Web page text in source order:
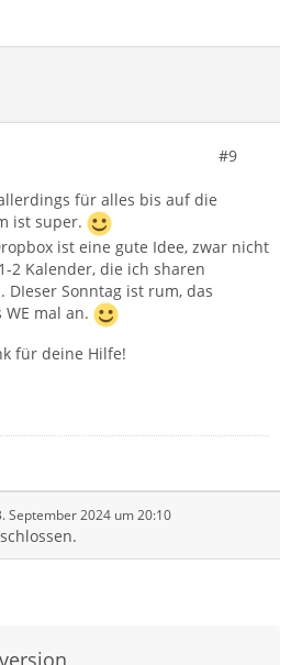
#9
für alles bis auf die
ist super.
ist eine gute Idee, zwar nicht
2 Kalender, die ich sharen
DIeser Sonntag ist rum, das
mal an.
für deine Hilfe!
September 2024 um 20:10